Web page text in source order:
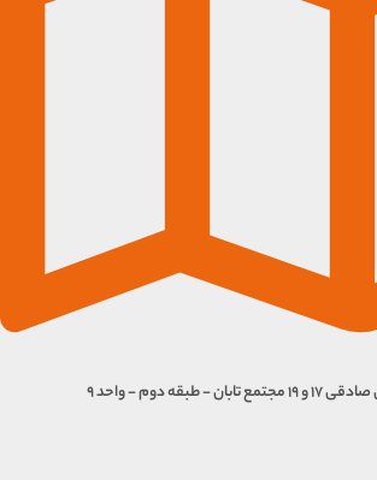
دوم - واحد 9